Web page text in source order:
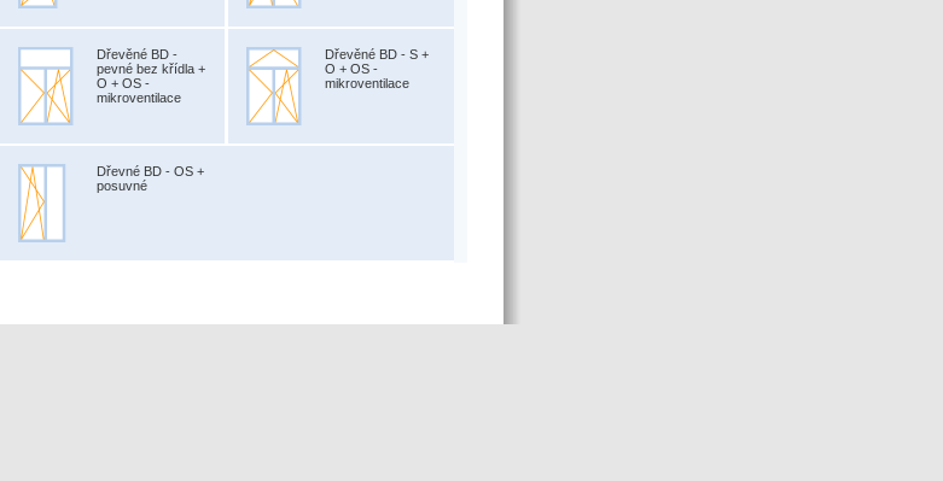
Dřevěné BD -
pevné bez křídla +
O + OS -
mikroventilace
Dřevěné BD - S +
O + OS -
mikroventilace
Dřevné BD - OS +
posuvné